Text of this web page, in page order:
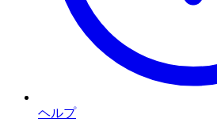
ヘルプ